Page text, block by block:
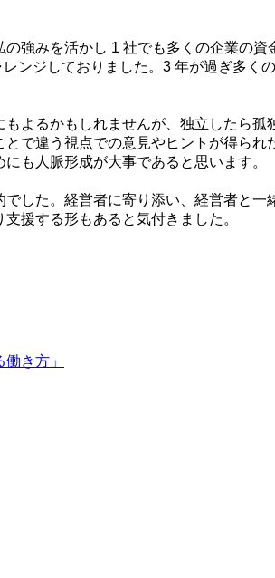
強みを活かし 1 社でも多くの企業の
ンジしておりました。3 年が過ぎ多
よるかもしれませんが、独立したら
で違う視点での意見やヒントが得ら
も人脈形成が大事であると思います。
した。経営者に寄り添い、経営者と
援する形もあると気付きました。
き方」